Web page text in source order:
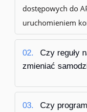
dostępowych do
uruchomieniem
02.
Czy reguły
zmieniać
03.
Czy